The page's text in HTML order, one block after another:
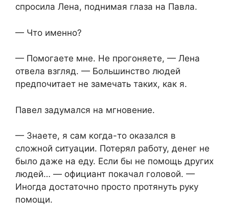
спросила Лена, поднимая глаза на Павла.
— Что именно?
— Помогаете мне. Не прогоняете, — Лена
отвела взгляд. — Большинство людей
предпочитает не замечать таких, как я.
Павел задумался на мгновение.
— Знаете, я сам когда-то оказался в
сложной ситуации. Потерял работу, денег не
было даже на еду. Если бы не помощь других
людей… — официант покачал головой. —
Иногда достаточно просто протянуть руку
помощи.